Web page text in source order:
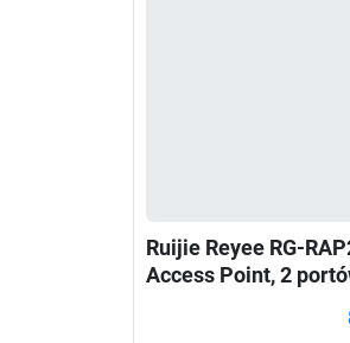
Ruijie Reyee RG-
Access Point, 2
2,4GHz/5GHz,